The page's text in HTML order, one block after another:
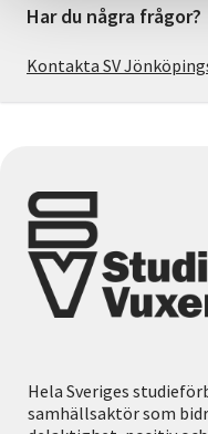
Har du några frågor?
Kontakta SV
Hela Sveriges
samhällsaktör som